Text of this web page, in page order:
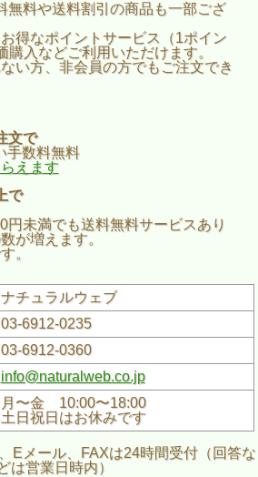
無料や送料割引の商品も一部ござ
得なポイントサービス（1ポイン
購入などご利用いただけます。
い方、非会員の方でもご注文でき
文で
手数料無料
えます
で
未満でも送料無料サービスあり
が増えます。
。
ナチュラルウェブ
03-6912-0235
03-6912-0360
info@naturalweb.co.jp
月〜金 10:00〜18:00
土日祝日はお休みです
Eメール、FAXは24時間受付（回答な
は営業日時内）